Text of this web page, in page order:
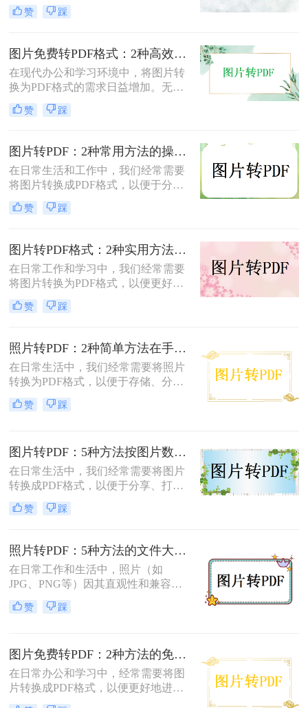
式具有支持矢量图形、打印格式不走
样、兼容性高、体积小以及支持批注
格式。那么电脑怎么把图片转换成pdf
呢？本文将介绍四种常见的图片转
PDF的方法。
赞 踩
图片免费转PDF格式：2种高效方法的转换速度和画质损失对比！
在现代办公和学习环境中，将图片转
换为PDF格式的需求日益增加。无论
是为了更好地保存、传输还是打印图
片，PDF格式因其跨平台兼容性和格
怎么转换成pdf格式免费呢？本文将介
绍两种免费且高效的图片转PDF的方
法。
赞 踩
图片转PDF：2种常用方法的操作步骤和格式保留设置！
在日常生活和工作中，我们经常需要
将图片转换成PDF格式，以便于分
享、打印或存档。那么如何把图片转
换成PDF呢？本文将介绍两种常用的
赞 踩
图片转PDF格式：2种实用方法的关键参数和输出质量对比！
在日常工作和学习中，我们经常需要
将图片转换为PDF格式，以便更好地
保存、分享和打印。那么如何将图片
转换为pdf格式呢？本文将介绍两种将
赞 踩
照片转PDF：2种简单方法在手机端和电脑端的操作差异！
在日常生活中，我们经常需要将照片
转换为PDF格式，以便于存储、分享
和打印。那么照片转pdf怎么弄呢？下
面将介绍两种简单实用的方法，帮助
赞 踩
图片转PDF：5种方法按图片数量和文件大小选，大的别用在线！
在日常生活中，我们经常需要将图片
转换成PDF格式，以便于分享、打印
或存档。那么图片如何转换成pdf呢？
本文将介绍几种将图片转换成PDF的
换方式。
赞 踩
照片转PDF：5种方法的文件大小限制和画质保留实测！
在日常工作和生活中，照片（如
JPG、PNG等）因其直观性和兼容性
被广泛使用。然而，在需要整合多张
照片、提高安全性或便于打印时，将
文将详细介绍5种将照片转换为PDF的
常用高效方法，帮助用户根据需求选
择最适合的方案。
赞 踩
图片免费转PDF：2种方法的免费额度、水印和画质对比！
在日常办公和学习中，经常需要将图
片转换成PDF格式，以便更好地进行
分享、打印或存档。那么如何把图片